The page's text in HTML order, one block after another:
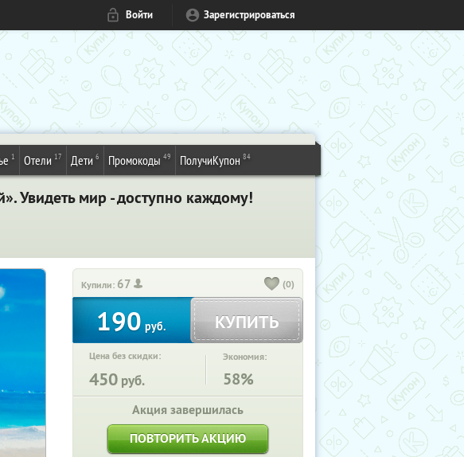
Войти Зарегистрироваться
1 Отели 17 Дети 6 Промокоды 49 ПолучиКупон 84
Увидеть мир - доступно каждому!
Купили: 67 (0)
190 руб. КУПИТЬ
Цена без скидки:
450 руб.
Экономия:
58%
Акция завершилась
ПОВТОРИТЬ АКЦИЮ